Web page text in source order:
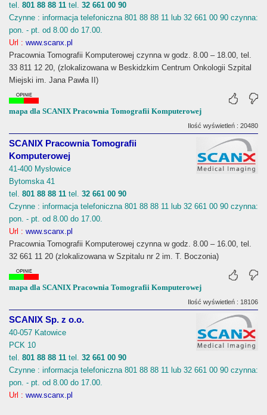
tel. 801 88 88 11 tel. 32 661 00 90
Czynne : informacja telefoniczna 801 88 88 11 lub 32 661 00 90 czynna:
pon. - pt. od 8.00 do 17.00.
Url : www.scanx.pl
Pracownia Tomografii Komputerowej czynna w godz. 8.00 – 18.00, tel.
33 811 12 20, (zlokalizowana w Beskidzkim Centrum Onkologii Szpital
Miejski im. Jana Pawła II)
mapa dla SCANIX Pracownia Tomografii Komputerowej
Ilość wyświetleń : 20480
SCANIX Pracownia Tomografii
Komputerowej
41-400 Mysłowice
Bytomska 41
tel. 801 88 88 11 tel. 32 661 00 90
Czynne : informacja telefoniczna 801 88 88 11 lub 32 661 00 90 czynna:
pon. - pt. od 8.00 do 17.00.
Url : www.scanx.pl
Pracownia Tomografii Komputerowej czynna w godz. 8.00 – 16.00, tel.
32 661 11 20 (zlokalizowana w Szpitalu nr 2 im. T. Boczonia)
mapa dla SCANIX Pracownia Tomografii Komputerowej
Ilość wyświetleń : 18106
SCANIX Sp. z o.o.
40-057 Katowice
PCK 10
tel. 801 88 88 11 tel. 32 661 00 90
Czynne : informacja telefoniczna 801 88 88 11 lub 32 661 00 90 czynna:
pon. - pt. od 8.00 do 17.00.
Url : www.scanx.pl